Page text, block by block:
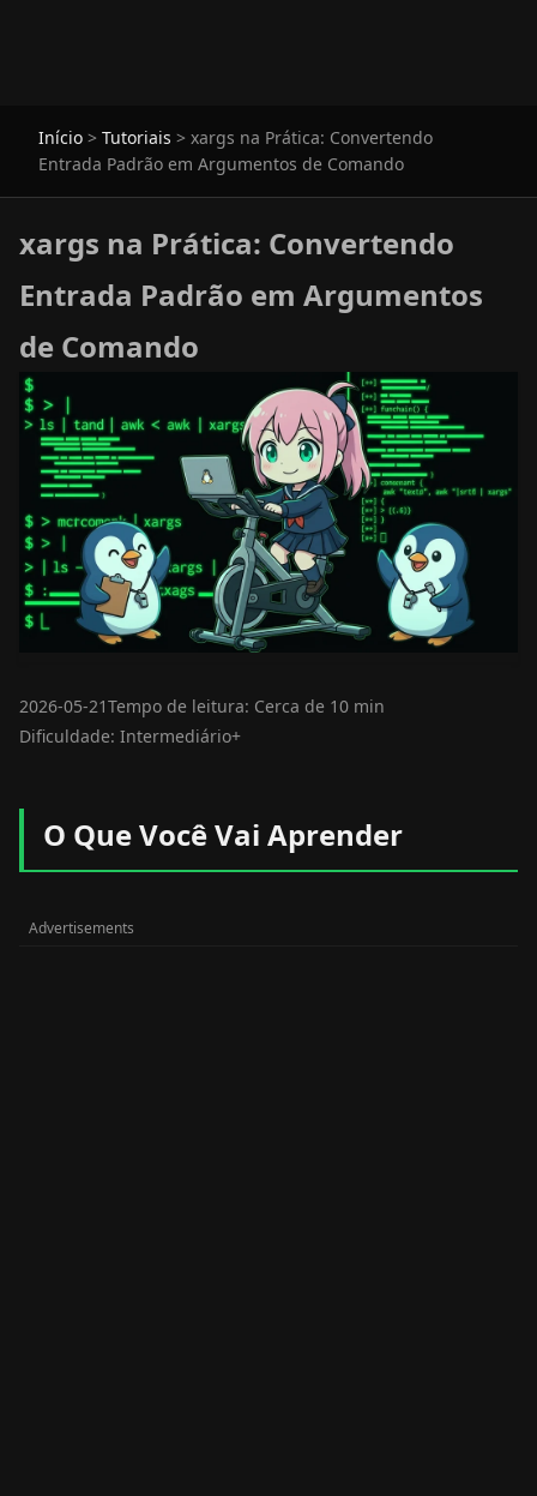
Início > Tutoriais > xargs na Prática: Convertendo
Entrada Padrão em Argumentos de Comando
xargs na Prática: Convertendo
Entrada Padrão em Argumentos
de Comando
2026-05-21Tempo de leitura: Cerca de 10 min
Dificuldade: Intermediário+
O Que Você Vai Aprender